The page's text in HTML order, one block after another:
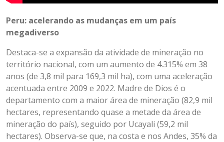
Peru: acelerando as mudanças em um país
megadiverso
Destaca-se a expansão da atividade de mineração no
território nacional, com um aumento de 4.315% em 38
anos (de 3,8 mil para 169,3 mil ha), com uma aceleração
acentuada entre 2009 e 2022. Madre de Dios é o
departamento com a maior área de mineração (82,9 mil
hectares, representando quase a metade da área de
mineração do país), seguido por Ucayali (59,2 mil
hectares). Observa-se que, na costa e nos Andes, 35% da